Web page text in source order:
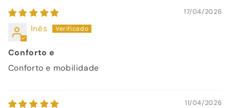
17/04/2026
Inês
Conforto e
Conforto e mobilidade
11/04/2026